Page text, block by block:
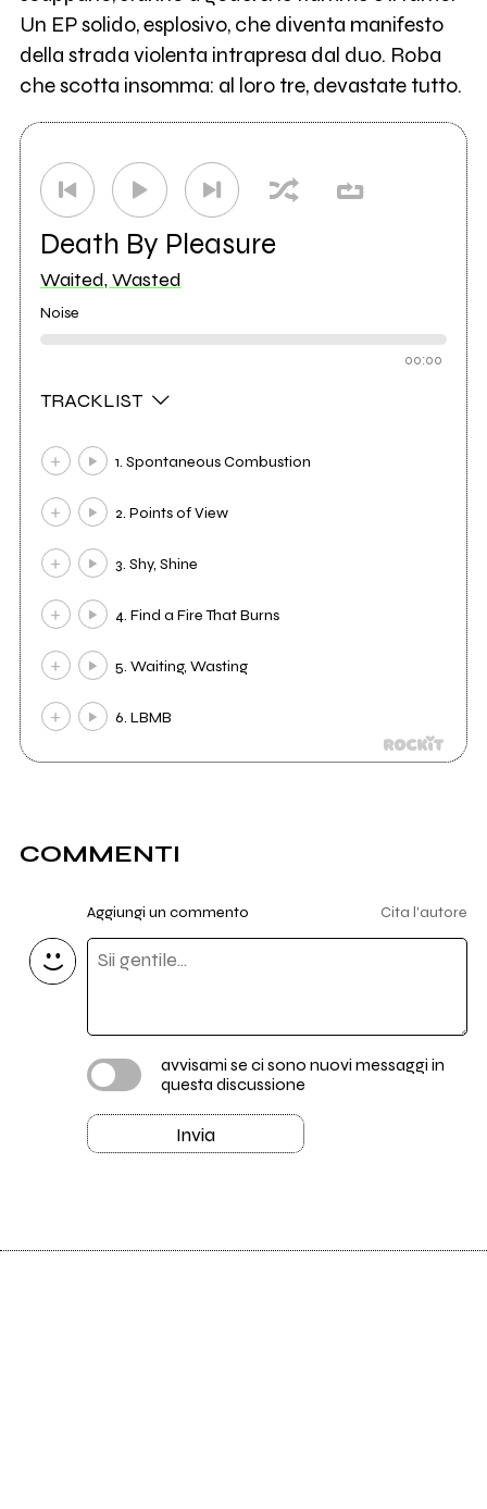
Un EP solido, esplosivo, che diventa manifesto
della strada violenta intrapresa dal duo. Roba
che scotta insomma: al loro tre, devastate tutto.
Death By Pleasure
Waited, Wasted
Noise
00:00
TRACKLIST
1. Spontaneous Combustion
2. Points of View
3. Shy, Shine
4. Find a Fire That Burns
5. Waiting, Wasting
6. LBMB
COMMENTI
Aggiungi un commento Cita l'autore
avvisami se ci sono nuovi messaggi in
questa discussione
Invia